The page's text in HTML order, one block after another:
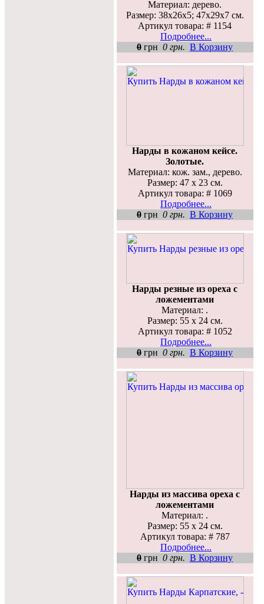
Материал: дерево.
Размер: 38x26x5; 47x29x7 см.
Артикул товара: # 1154
Подробнее...
0 грн 0 грн. В Корзину
Нарды в кожаном кейсе.
Золотые.
Материал: кож. зам., дерево.
Размер: 47 х 23 см.
Артикул товара: # 1069
Подробнее...
0 грн 0 грн. В Корзину
Нарды резные из ореха с
ложементами
Материал: .
Размер: 55 х 24 см.
Артикул товара: # 1052
Подробнее...
0 грн 0 грн. В Корзину
Нарды из массива ореха с
ложементами
Материал: .
Размер: 55 х 24 см.
Артикул товара: # 787
Подробнее...
0 грн 0 грн. В Корзину